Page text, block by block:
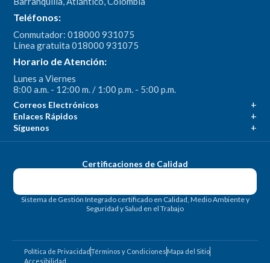
Teléfonos:
Conmutador: 018000 931075
Línea gratuita 018000 931075
Horario de Atención:
Lunes a Viernes
8:00 a.m. - 12:00 m. / 1:00 p.m. - 5:00 p.m.
Correos Electrónicos
Enlaces Rápidos
Síguenos
Certificaciones de Calidad
Sistema de Gestión Integrado certificado en Calidad, Medio Ambiente y
Seguridad y Salud en el Trabajo
Política de PrivacidadTérminos y Condiciones Mapa del Sitio
Accesibilidad